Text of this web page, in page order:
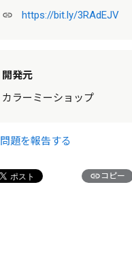
link https://bit.ly/3RAdEJV
開発元
カラーミーショップ
問題を報告する
linkコピー